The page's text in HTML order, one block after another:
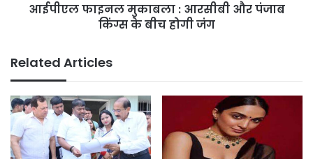
आईपीएल फाइनल मुकाबला : आरसीबी और पंजाब
किंग्स के बीच होगी जंग
Related Articles